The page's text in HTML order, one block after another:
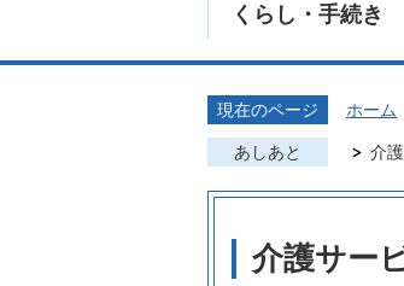
くらし・手続き
現在のページ ホーム
あしあと 介
介護サー